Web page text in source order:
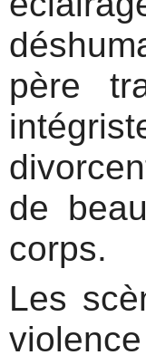
père
de
corps.
Les